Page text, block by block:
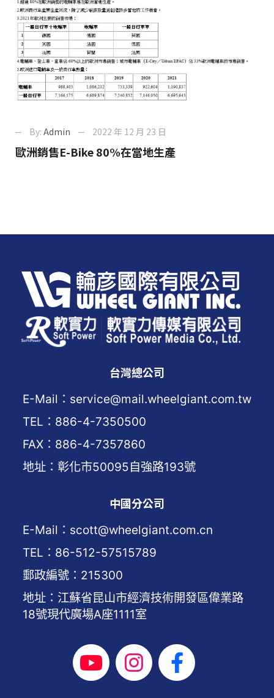
By: Admin 2022 年 12 月 23 日
歐洲銷售E-Bike 80%在當地生產
台灣總公司
E-Mail：service@mail.wheelgiant.com.tw
TEL：886-4-7350500
FAX：886-4-7357860
地址：彰化市50095自強路193號
中國分公司
E-Mail：scott@wheelgiant.com.cn
TEL：86-512-57515789
郵政編號：215300
地址：江蘇省昆山市經濟技術開發區偉業路
18號現代廣場A座1111室